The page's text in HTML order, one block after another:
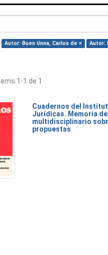
Autor: Buen Unna, Carlos de × Autor:
1-1 de 1
Cuadernos del
Jurídicas. Memoria
multidisciplinario
propuestas